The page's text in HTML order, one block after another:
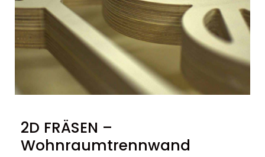
2D FRÄSEN –
Wohnraumtrennwand